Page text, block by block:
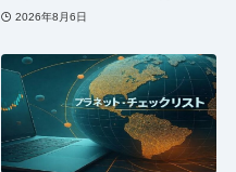
2026年8月6日